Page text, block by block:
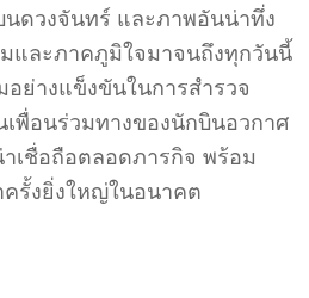
ดวงจันทร์ และภาพอันน่าทึ่ง
และภาคภูมิใจมาจนถึงทุกวันนี้
อย่างแข็งขันในการสำรวจ
พื่อนร่วมทางของนักบินอวกาศ
เชื่อถือตลอดภารกิจ พร้อม
รั้งยิ่งใหญ่ในอนาคต